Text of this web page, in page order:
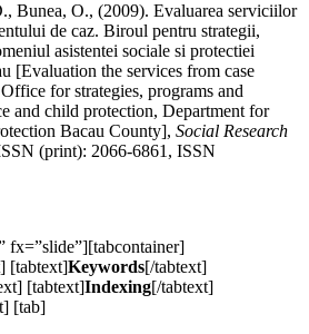
Bunea, O., (2009). Evaluarea serviciilor
de caz. Biroul pentru strategii,
asistentei sociale si protectiei
[Evaluation the services from case
for strategies, programs and
and child protection, Department for
Bacau County], Social Research
(print): 2066-6861, ISSN
fx=”slide”][tabcontainer]
[tabtext]Keywords[/tabtext]
[tabtext]Indexing[/tabtext]
[tab]